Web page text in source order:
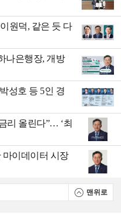
원덕, 같은 듯 다
나은행장, 개방
성호 등 5인 경
리 올린다”… ‘최
마이데이터 시장
맨위로